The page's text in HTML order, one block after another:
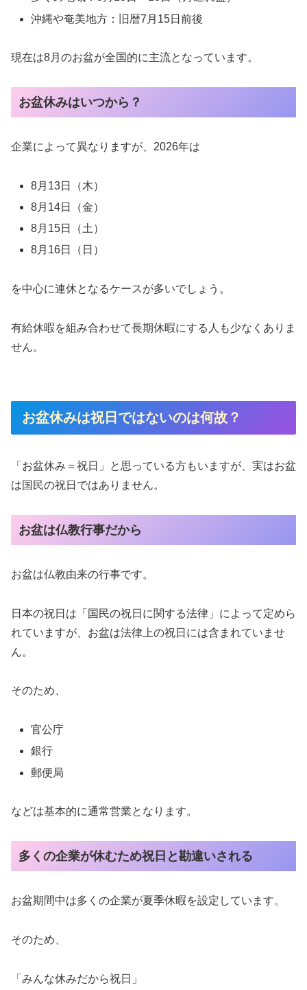
沖縄や奄美地方：旧暦7月15日前後
現在は8月のお盆が全国的に主流となっています。
お盆休みはいつから？
企業によって異なりますが、2026年は
8月13日（木）
8月14日（金）
8月15日（土）
8月16日（日）
を中心に連休となるケースが多いでしょう。
有給休暇を組み合わせて長期休暇にする人も少なくありま
せん。
お盆休みは祝日ではないのは何故？
「お盆休み＝祝日」と思っている方もいますが、実はお盆
は国民の祝日ではありません。
お盆は仏教行事だから
お盆は仏教由来の行事です。
日本の祝日は「国民の祝日に関する法律」によって定めら
れていますが、お盆は法律上の祝日には含まれていませ
ん。
そのため、
官公庁
銀行
郵便局
などは基本的に通常営業となります。
多くの企業が休むため祝日と勘違いされる
お盆期間中は多くの企業が夏季休暇を設定しています。
そのため、
「みんな休みだから祝日」